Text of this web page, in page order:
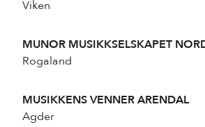
Arrangører
Viken
MUNOR MUSIKKSELSKAPET
Rogaland
MUSIKKENS VENNER ARENDAL
Agder